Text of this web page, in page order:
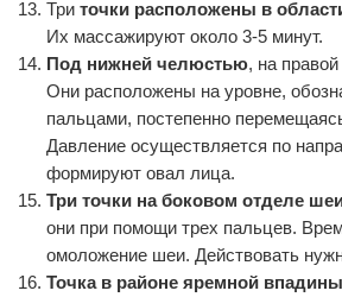
Три точки расположены в
Их массажируют около 3-5 минут.
Под нижней челюстью, на
Они расположены на уровне,
пальцами, постепенно
Давление осуществляется по
формируют овал лица.
Три точки на боковом отделе
они при помощи трех пальцев.
омоложение шеи. Действовать
Точка в районе яремной впадины